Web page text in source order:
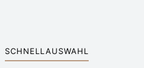
SCHNELLAUSWAHL